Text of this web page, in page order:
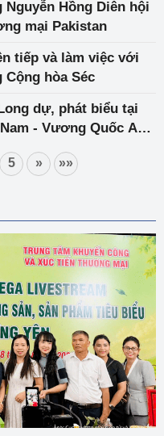
Hồng Diên hội
mại Pakistan
tiếp và làm việc với
hòa Séc
dự, phát biểu tại
- Vương Quốc Anh
5 » »»